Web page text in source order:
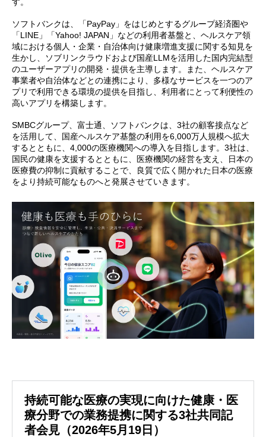
ソフトバンクは、「PayPay」をはじめとするグループ経済圏や
「LINE」「Yahoo! JAPAN」などの利用者基盤と、ヘルスケア領
域における個人・企業・自治体向け健康増進支援に関する知見を
生かし、ソブリンクラウドおよび国産LLMを活用した国内完結型
のユーザーアプリの開発・提供を主導します。また、ヘルスケア
事業者や自治体などとの連携により、多様なサービスを一つのア
プリで利用できる環境の提供を目指し、利用者にとって利便性の
高いアプリを構築します。
SMBCグループ、富士通、ソフトバンクは、3社の顧客接点など
を活用して、国産ヘルスケア基盤の利用を6,000万人規模へ拡大
するとともに、4,000の医療機関への導入を目指します。3社は、
国民の健康を支援するとともに、医療機関の経営を支え、日本の
医療費の抑制に貢献することで、良質で広く開かれた日本の医療
をより持続可能なものへと発展させていきます。
持続可能な医療の実現に向けた健康・医
療分野での業務提携に関する3社共同記
者会見（2026年5月19日）